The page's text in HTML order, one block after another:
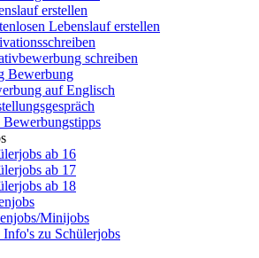
erstellen
Lebenslauf erstellen
schreiben
Bewerbung
auf Englisch
ab 16
ab 17
ab 18
Minijobs
zu Schülerjobs